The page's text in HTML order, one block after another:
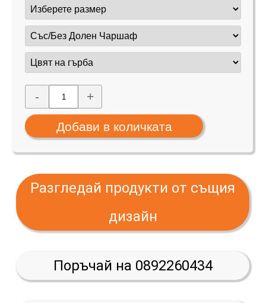
- +
Разгледай продукти от същия
дизайн
Поръчай на 0892260434